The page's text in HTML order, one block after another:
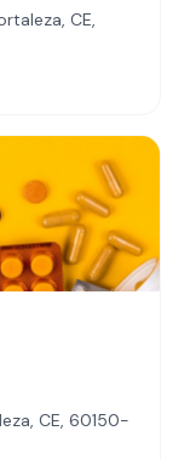
CE,
CE, 60150-